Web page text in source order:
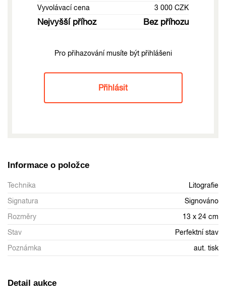
Vyvolávací cena 3 000 CZK
Nejvyšší příhoz Bez příhozu
Pro přihazování musíte být přihlášeni
Přihlásit
Informace o položce
Technika
Litografie
Signatura
Signováno
Rozměry
13 x 24 cm
Stav
Perfektní stav
Poznámka
aut. tisk
Detail aukce